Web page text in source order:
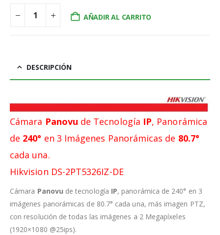
AÑADIR AL CARRITO
DESCRIPCIÓN
Cámara Panovu de Tecnología IP, Panorámica
de 240° en 3 Imágenes Panorámicas de 80.7°
cada una.
Hikvision DS-2PT5326IZ-DE
Cámara Panovu de tecnología IP, panorámica de 240° en 3
imágenes panorámicas de 80.7° cada una, más imagen PTZ,
con resolución de todas las imágenes a 2 Megapíxeles
(1920×1080 @25ips).